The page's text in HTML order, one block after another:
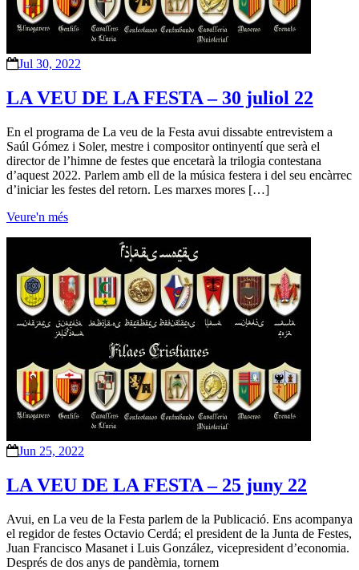
Jul 30, 2022
LA VEU DE LA FESTA – 30 juliol 22
En el programa de La veu de la Festa avui dissabte entrevistem a
Saúl Gómez i Soler, mestre i compositor ontinyentí que serà el
director de l’himne de festes que encetarà la trilogia contestana
d’aquest 2022. Parlem amb ell de la música festera i del seu encàrrec
d’iniciar les festes del retorn. Les marxes mores […]
Veure'n més
Jun 25, 2022
LA VEU DE LA FESTA – 25 juny 22
Avui, en La veu de la Festa parlem de la Publicació. Ens acompanya
el regidor de festes Octavio Cerdá; el president de la Junta de Festes,
Juan Francisco Masanet i Luis González, vicepresident d’economia.
Després de dos anys de pandèmia, tornem